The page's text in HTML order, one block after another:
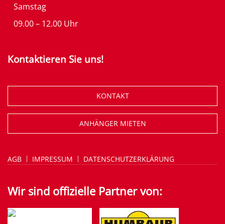
Samstag
09.00 – 12.00 Uhr
Kontaktieren Sie uns!
KONTAKT
ANHÄNGER MIETEN
AGB IMPRESSUM DATENSCHUTZERKLÄRUNG
Wir sind offizielle Partner von: